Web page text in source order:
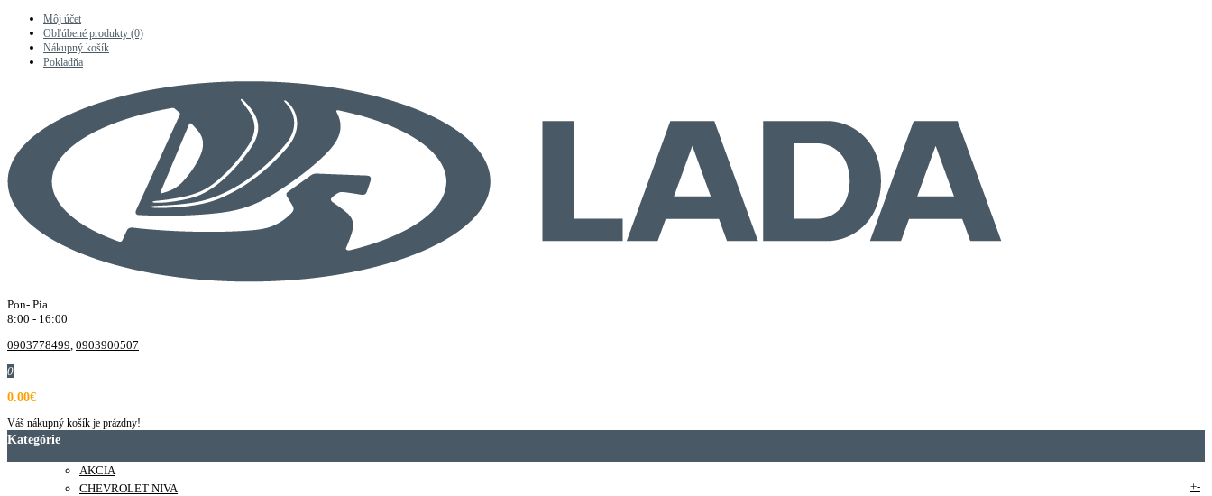
Môj účet
Obľúbené produkty (0)
Nákupný košík
Pokladňa
Pon- Pia
8:00 - 16:00
0903778499, 0903900507
0
0.00€
Váš nákupný košík je prázdny!
Kategórie
AKCIA
CHEVROLET NIVA
+-